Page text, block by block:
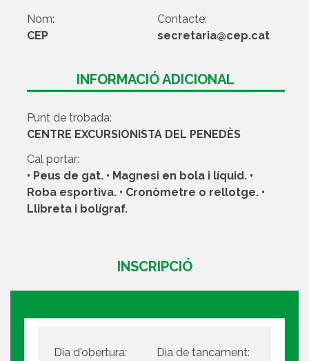
Nom:
CEP
Contacte:
secretaria@cep.cat
INFORMACIÓ ADICIONAL
Punt de trobada:
CENTRE EXCURSIONISTA DEL PENEDÈS
Cal portar:
• Peus de gat. • Magnesi en bola i líquid. •
Roba esportiva. • Cronòmetre o rellotge. •
Llibreta i bolígraf.
INSCRIPCIÓ
Dia d'obertura:
Dia de tancament: